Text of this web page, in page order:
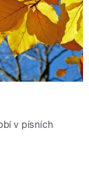
v písních